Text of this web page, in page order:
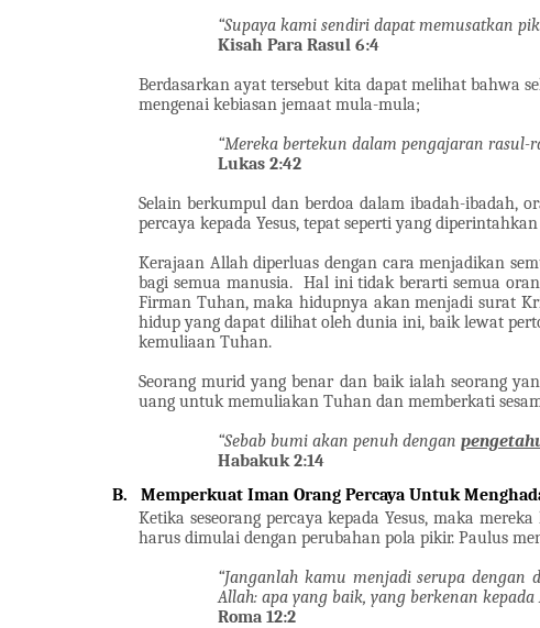
“Supaya kami sendiri dapat memusatkan
Kisah Para Rasul 6:4
Berdasarkan ayat tersebut kita dapat melihat bahwa
mengenai kebiasan jemaat mula-mula;
“Mereka bertekun dalam pengajaran
Lukas 2:42
Selain berkumpul dan berdoa dalam ibadah-ibadah,
percaya kepada Yesus, tepat seperti yang
Kerajaan Allah diperluas dengan cara menjadikan
bagi semua manusia. Hal ini tidak berarti semua
Firman Tuhan, maka hidupnya akan menjadi surat
hidup yang dapat dilihat oleh dunia ini, baik lewat
kemuliaan Tuhan.
Seorang murid yang benar dan baik ialah seorang
uang untuk memuliakan Tuhan dan memberkati
“Sebab bumi akan penuh dengan
Habakuk 2:14
B.
Memperkuat Iman Orang Percaya Untuk
Ketika seseorang percaya kepada Yesus, maka
harus dimulai dengan perubahan pola pikir. Paulus
“Janganlah kamu menjadi serupa
Allah: apa yang baik, yang berkenan
Roma 12:2